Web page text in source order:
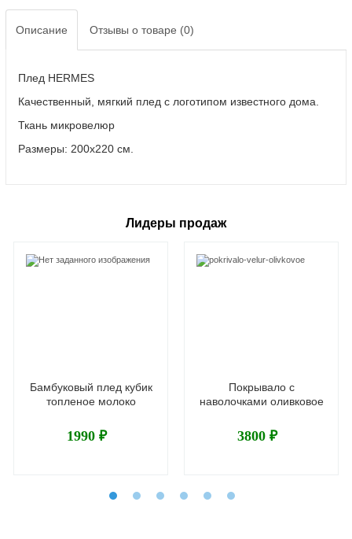
Описание Отзывы о товаре (0)
Плед HERMES
Качественный, мягкий плед с логотипом известного дома.
Ткань микровелюр
Размеры: 200х220 см.
Лидеры продаж
Бамбуковый плед кубик
топленое молоко
1990 ₽
Покрывало с
наволочками оливковое
3800 ₽